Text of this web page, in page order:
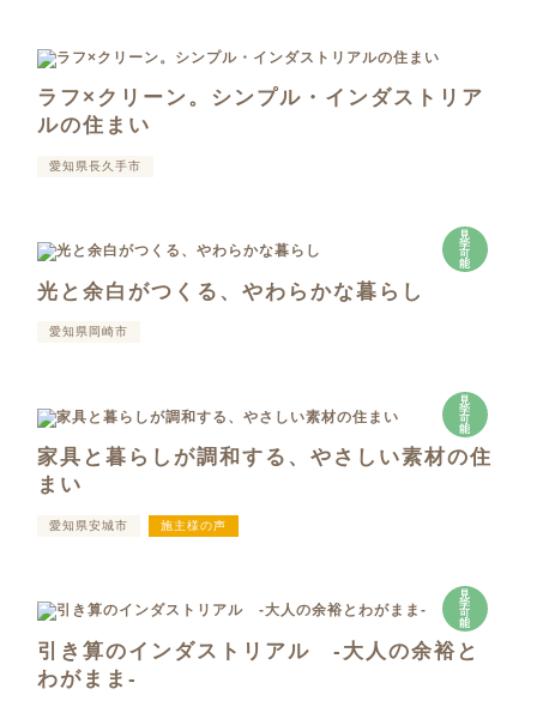
ラフ×クリーン。シンプル・インダストリア
ルの住まい
愛知県長久手市
見
学
可
能
光と余白がつくる、やわらかな暮らし
愛知県岡崎市
見
学
可
能
家具と暮らしが調和する、やさしい素材の住
まい
愛知県安城市 施主様の声
見
学
可
能
引き算のインダストリアル -大人の余裕と
わがまま-